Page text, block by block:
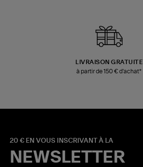
LIVRAISON GRATUITE
à partir de 150 € d'achat*
20 € EN VOUS INSCRIVANT À LA
NEWSLETTER